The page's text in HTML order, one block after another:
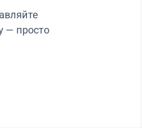
— просто